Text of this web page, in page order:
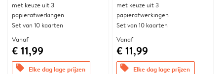
met keuze uit 3
papierafwerkingen
Set van 10 kaarten
Vanaf
€ 11,99
offers Elke dag lage prijzen
met keuze uit 3
papierafwerkingen
Set van 10 kaarten
Vanaf
€ 11,99
offers Elke dag lage prijzen